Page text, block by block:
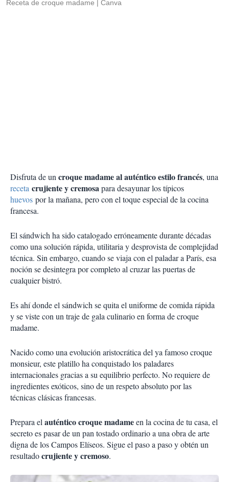
Receta de croque madame Canva
Disfruta de uncroque madame al auténtico estilo francés, una
receta crujiente y cremosapara desayunar los típicos
huevos por la mañana, pero con el toque especial de la cocina
francesa.
El sándwich ha sido catalogado erróneamente durante décadas
como una solución rápida, utilitaria y desprovista de complejidad
técnica. Sin embargo, cuando se viaja con el paladar a París, esa
noción se desintegra por completo al cruzar las puertas de
cualquier bistró.
Es ahí donde el sándwich se quita el uniforme de comida rápida
y se viste con un traje de gala culinario en forma de croque
madame.
Nacido como una evolución aristocrática del ya famoso croque
monsieur, este platillo ha conquistado los paladares
internacionales gracias a su equilibrio perfecto. No requiere de
ingredientes exóticos, sino de un respeto absoluto por las
técnicas clásicas francesas.
Prepara elauténtico croque madameen la cocina de tu casa, el
secreto es pasar de un pan tostado ordinario a una obra de arte
digna de los Campos Elíseos. Sigue el paso a paso y obtén un
resultadocrujiente y cremoso.